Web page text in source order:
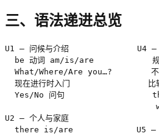
三、语法递进总览
U1 — 问候与介绍              U4 —
be 动词 am/is/are            规
What/Where/Are you…?        不
现在进行时入门                比
Yes/No 问句
U2 — 个人与家庭
there is/are             U5 —